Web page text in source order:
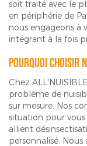
soit traité avec le
en périphérie de
nous engageons à
intégrant à la fois
Pourquoi choisir
Chez
problème de
sur mesure. Nos
situation pour
allient
personnalisé.